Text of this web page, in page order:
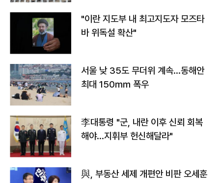
"이란 지도부 내 최고지도자 모즈타
바 위독설 확산"
서울 낮 35도 무더위 계속…동해안
최대 150㎜ 폭우
李대통령 "군, 내란 이후 신뢰 회복
해야…지휘부 헌신해달라"
與, 부동산 세제 개편안 비판 오세훈